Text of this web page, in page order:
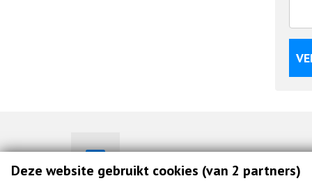
Deze website gebruikt cookies (van 2 partners)
info@connext-nv.be